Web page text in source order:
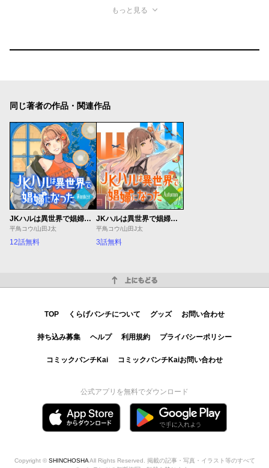
もっと見る
同じ著者の作品・関連作品
JKハルは異世界で娼婦になった Winter
平鳥コウ/山田J太
12話無料
JKハルは異世界で娼婦になった Autumn
平鳥コウ/山田J太
3話無料
TOP くらげバンチについて グッズ お問い合わせ
持ち込み募集 ヘルプ 利用規約 プライバシーポリシー
コミックバンチKai コミックバンチKaiお問い合わせ
公式アプリを無料でダウンロード
Copyright © SHINCHOSHAAll Rights Reserved. 掲載の記事・写真・イラスト等のすべて